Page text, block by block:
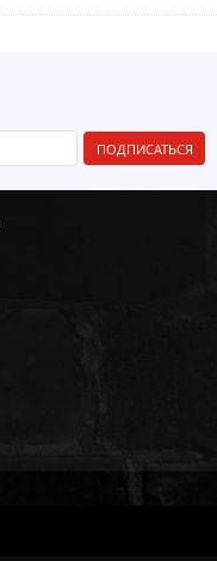
ПОДПИСАТЬСЯ